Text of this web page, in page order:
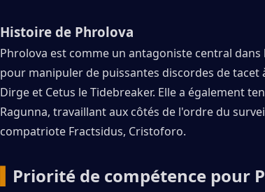
Histoire de Phrolova
Phrolova est comme un antagoniste central
pour manipuler de puissantes discordes de tacet
Dirge et Cetus le Tidebreaker. Elle a également
Ragunna, travaillant aux côtés de l'ordre du
compatriote Fractsidus, Cristoforo.
Priorité de compétence pour